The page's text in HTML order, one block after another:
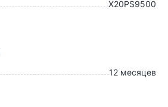
X20PS9500
12 месяцев